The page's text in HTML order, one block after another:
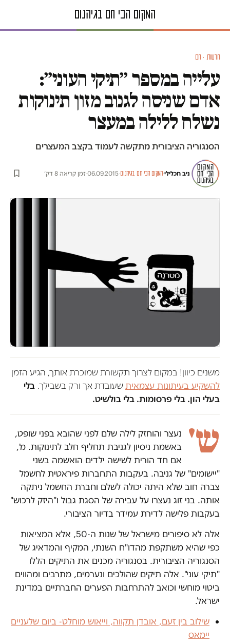
חדשות · חם
עלייה במספר ״תיקי העוני״:
אדם שניסה לגנוב מזון תינוקות
נשלח ללילה במעצר
הסנגוריה הציבורית מתקשה לעמוד בקצב המעצרים
ניב חכלילי·המקום הכי חם בגיהנום·
06.09.2015
·זמן קריאה 8 דק׳
משנים כיוון! במקום לצרוך תקשורת שמוכרת אותך, הגיע הזמן
להשקיע בעיתונות עצמאיתשעובדת אך ורק בשבילך. בלי
בעלי הון. בלי פרסומות. בלי בולשיט.
ש'
נעצר והוחזק לילה שלם לפני שהובא בפני שופט,
באשמת ניסיון לגניבת תחליף חלב לתינוקות. מ',
אם חד הורית לשישה ילדים הואשמה בשני
"יישומים" של גניבה. בעקבות התחברות פיראטית לחשמל
צברה חוב שלא היתה יכולה לשלם וחברת החשמל ניתקה
אותה. בני זוג נעצרו על עבירה של הסגת גבול ו"היזק לרכוש"
בעקבות פלישה לדירת עמידר בדיור הציבורי.
אלה לא סיפורים מישראל של שנות ה-50, אלא המציאות
כפי שהיא משתקפת מהדו"ח השנתי, המקיף והמדאיג של
הסנגוריה הציבורית. בסנגוריה מכנים את התיקים הללו
"תיקי עוני". אלה תיקים שהולכים ונערמים, מתרבים ומהווים
ביטוי מוחשי וכואב להתרחבות הפערים החברתיים במדינת
ישראל.
שילוב בין זעם, אובדן תקווה, וייאוש מוחלט- ביום שלעניים
יימאס